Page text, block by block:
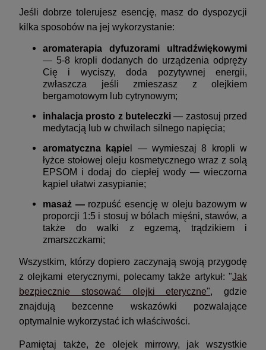
Jeśli dobrze tolerujesz esencję, masz do dyspozycji
kilka sposobów na jej wykorzystanie:
aromaterapia dyfuzorami ultradźwiękowymi
— 5-8 kropli dodanych do urządzenia odpręży
Cię i wyciszy, doda pozytywnej energii,
zwłaszcza jeśli zmieszasz z olejkiem
bergamotowym lub cytrynowym;
inhalacja prosto z buteleczki— zastosuj przed
medytacją lub w chwilach silnego napięcia;
aromatyczna kąpie l — wymieszaj 8 kropli w
łyżce stołowej oleju kosmetycznego wraz z solą
EPSOM i dodaj do ciepłej wody — wieczorna
kąpiel ułatwi zasypianie;
masaż —rozpuść esencję w oleju bazowym w
proporcji 1:5 i stosuj w bólach mięśni, stawów, a
także do walki z egzemą, trądzikiem i
zmarszczkami;
Wszystkim, którzy dopiero zaczynają swoją przygodę
z olejkami eterycznymi, polecamy także artykuł: "Jak
bezpiecznie stosować olejki eteryczne", gdzie
znajdują bezcenne wskazówki pozwalające
optymalnie wykorzystać ich właściwości.
Pamiętaj także, że olejek mirrowy, jak wszystkie